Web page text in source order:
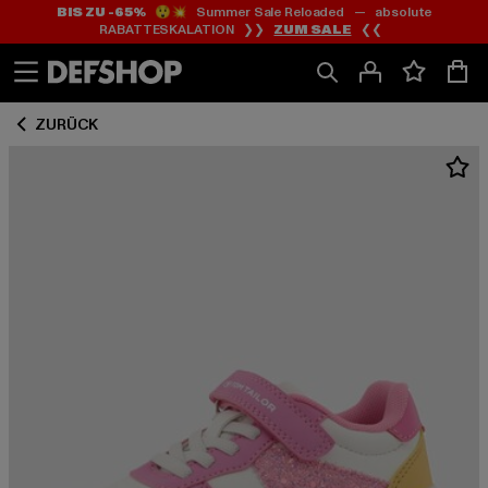
Zum
Inhalt
springen
Zum
Fußzeile
springen
BIS ZU -65%😲💥 Summer Sale Reloaded — absolute
RABATTESKALATION ❯❯ ZUM SALE ❮❮
ZURÜCK